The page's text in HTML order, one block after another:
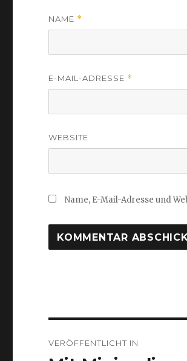
NAME *
E-MAIL-ADRESSE *
WEBSITE
Name, E-Mail-Adresse und
VERÖFFENTLICHT IN